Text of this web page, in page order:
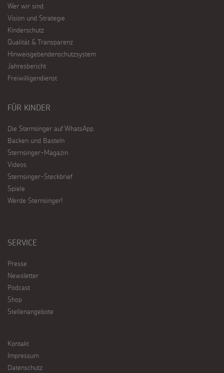
Wer wir sind
Vision und Strategie
Kinderschutz
Qualität & Transparenz
Hinweisgebendenschutzsystem
Jahresbericht
Freiwilligendienst
FÜR KINDER
Die Sternsinger auf WhatsApp
Backen und Basteln
Sternsinger-Magazin
Videos
Sternsinger-Steckbrief
Spiele
Werde Sternsinger!
SERVICE
Presse
Newsletter
Podcast
Shop
Stellenangebote
Kontakt
Impressum
Datenschutz